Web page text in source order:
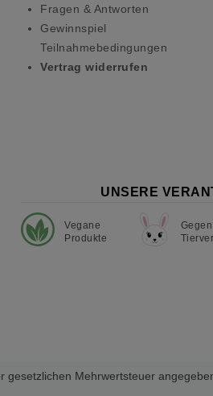
Fragen & Antworten
Gewinnspiel
Teilnahmebedingungen
Vertrag widerrufen
UNSERE
Vegane
Produkte
Gegen
gesetzlichen Mehrwertsteuer